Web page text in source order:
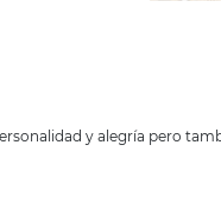
y alegría pero